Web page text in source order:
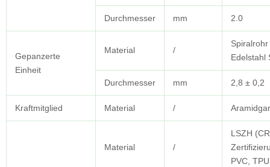
Durchmesser mm 2.0
Gepanzerte
Einheit
Material /
Edelstahl
Durchmesser mm 2,8 ± 0,2
Kraftmitglied Material /
Material /
LSZH
PVC,